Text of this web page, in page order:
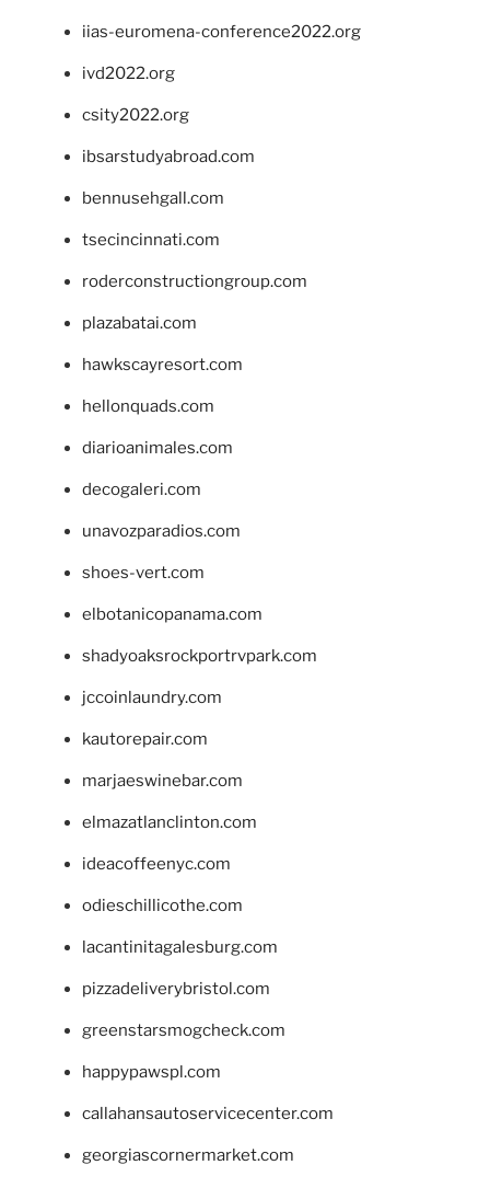
iias-euromena-conference2022.org
ivd2022.org
csity2022.org
ibsarstudyabroad.com
bennusehgall.com
tsecincinnati.com
roderconstructiongroup.com
plazabatai.com
hawkscayresort.com
hellonquads.com
diarioanimales.com
decogaleri.com
unavozparadios.com
shoes-vert.com
elbotanicopanama.com
shadyoaksrockportrvpark.com
jccoinlaundry.com
kautorepair.com
marjaeswinebar.com
elmazatlanclinton.com
ideacoffeenyc.com
odieschillicothe.com
lacantinitagalesburg.com
pizzadeliverybristol.com
greenstarsmogcheck.com
happypawspl.com
callahansautoservicecenter.com
georgiascornermarket.com